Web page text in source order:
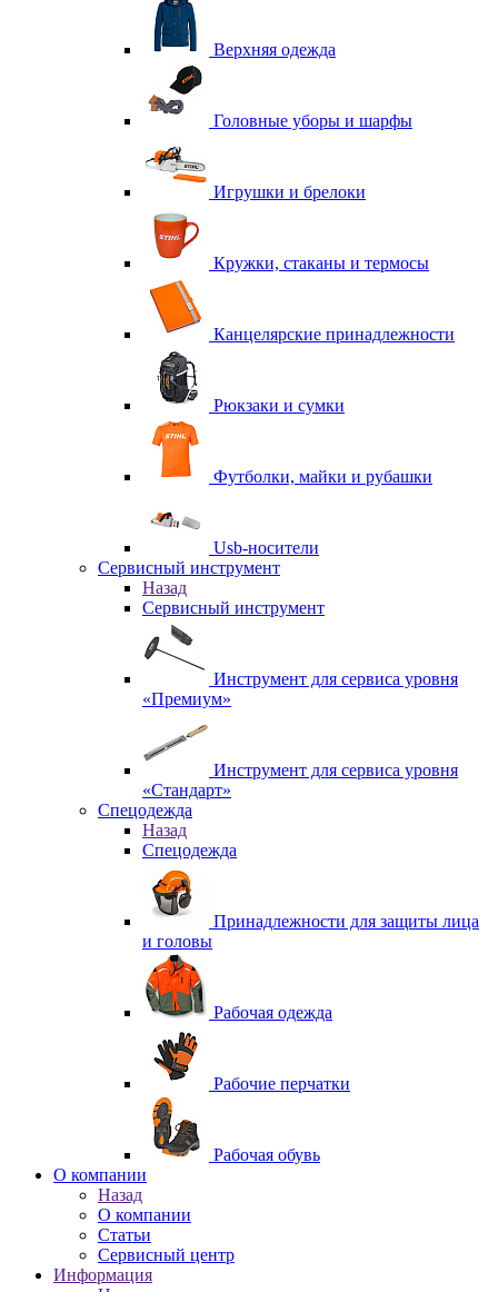
Верхняя одежда
Головные уборы и шарфы
Игрушки и брелоки
Кружки, стаканы и термосы
Канцелярские принадлежности
Рюкзаки и сумки
Футболки, майки и рубашки
Usb-носители
Сервисный инструмент
Назад
Сервисный инструмент
Инструмент для сервиса уровня
«Премиум»
Инструмент для сервиса уровня
«Стандарт»
Спецодежда
Назад
Спецодежда
Принадлежности для защиты лица
и головы
Рабочая одежда
Рабочие перчатки
Рабочая обувь
O компании
Назад
O компании
Статьи
Сервисный центр
Информация